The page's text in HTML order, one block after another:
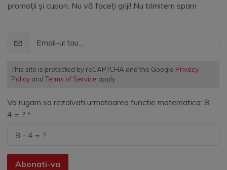
promoții și cupon. Nu vă faceți griji! Nu trimitem spam
This site is protected by reCAPTCHA and the Google Privacy
Policy andTerms of Service apply.
Va rugam sa rezolvati urmatoarea functie matematica: 8 -
4 = ?
Abonati-va